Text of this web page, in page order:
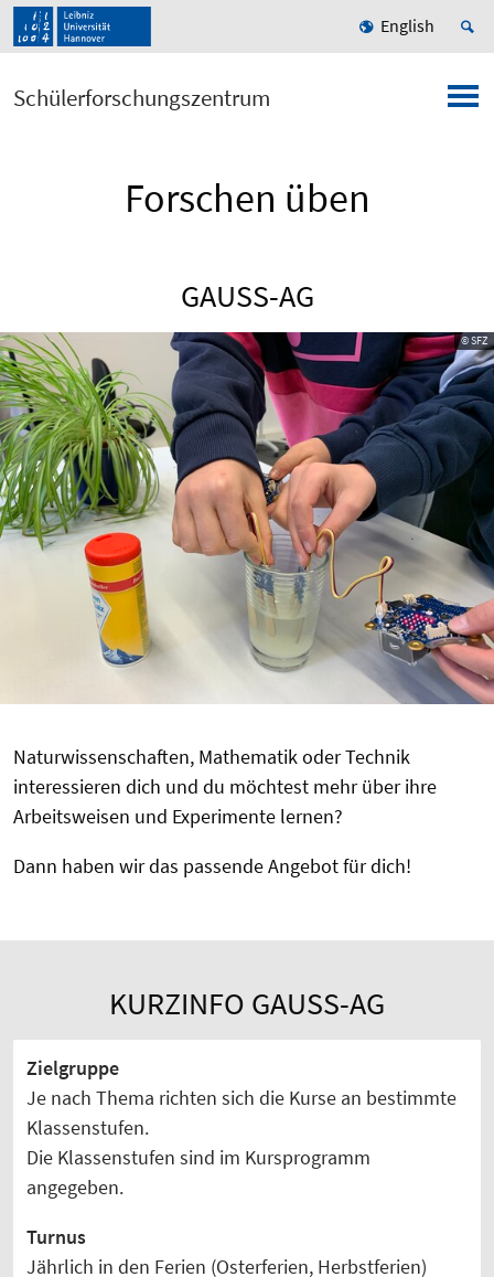
English
Schülerforschungszentrum
Forschen üben
GAUSS-AG
© SFZ
Naturwissenschaften, Mathematik oder Technik
interessieren dich und du möchtest mehr über ihre
Arbeitsweisen und Experimente lernen?
Dann haben wir das passende Angebot für dich!
KURZINFO GAUSS-AG
Zielgruppe
Je nach Thema richten sich die Kurse an bestimmte
Klassenstufen.
Die Klassenstufen sind im Kursprogramm
angegeben.
Turnus
Jährlich in den Ferien (Osterferien, Herbstferien)